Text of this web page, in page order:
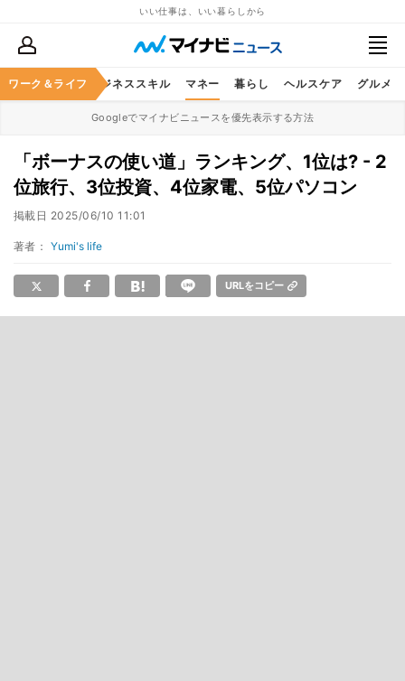
いい仕事は、いい暮らしから
ワーク＆ライフ
キャリア ビジネススキル マネー 暮らし ヘルスケア グルメ
Googleでマイナビニュースを優先表示する方法
「ボーナスの使い道」ランキング、1位は? - 2
位旅行、3位投資、4位家電、5位パソコン
掲載日 2025/06/10 11:01
著者： Yumi's life
URLをコピー